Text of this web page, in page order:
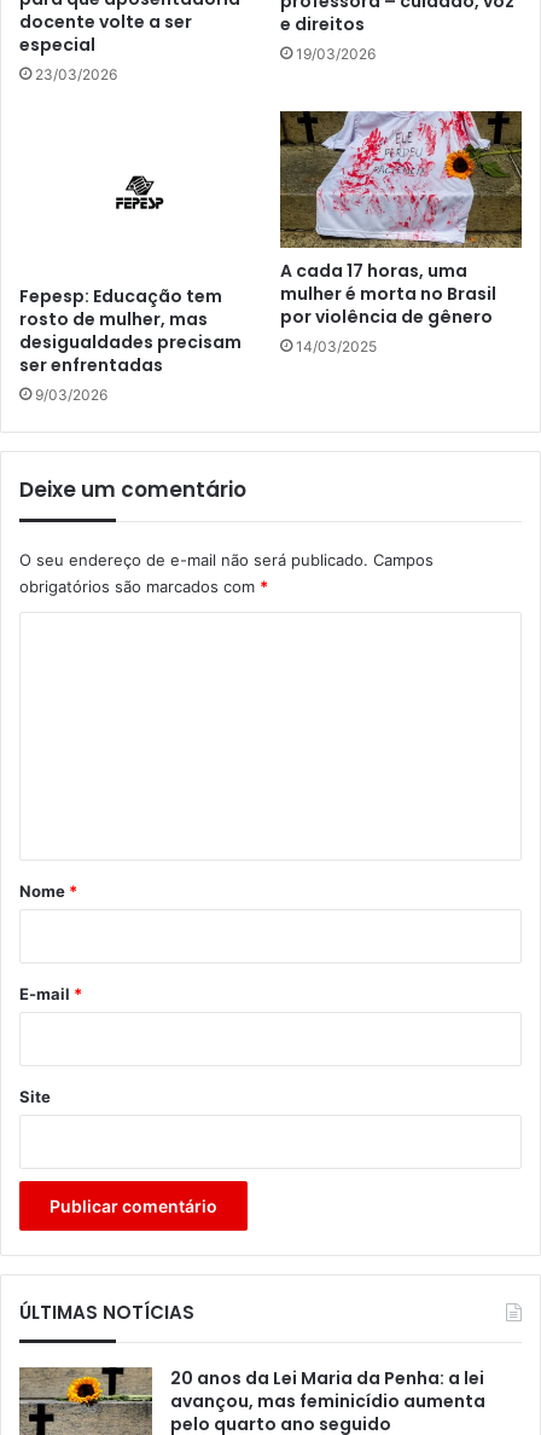
docente volte a ser
especial
23/03/2026
e direitos
19/03/2026
Fepesp: Educação tem
rosto de mulher, mas
desigualdades precisam
ser enfrentadas
9/03/2026
A cada 17 horas, uma
mulher é morta no Brasil
por violência de gênero
14/03/2025
Deixe um comentário
O seu endereço de e-mail não será publicado. Campos
obrigatórios são marcados com *
r
*
Nome *
E-mail *
Site
ÚLTIMAS NOTÍCIAS
20 anos da Lei Maria da Penha: a lei
avançou, mas feminicídio aumenta
pelo quarto ano seguido